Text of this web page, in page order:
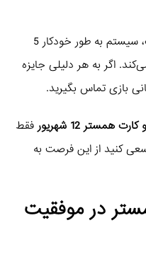
پس از ارتقای هر سه کارت، سیستم به طور خودکار 5
اگر به هر دلیلی جایزه
بازی تماس بگیرید.
همستر 12 شهریور
فقط
کنید از این فرصت به
در موفقیت